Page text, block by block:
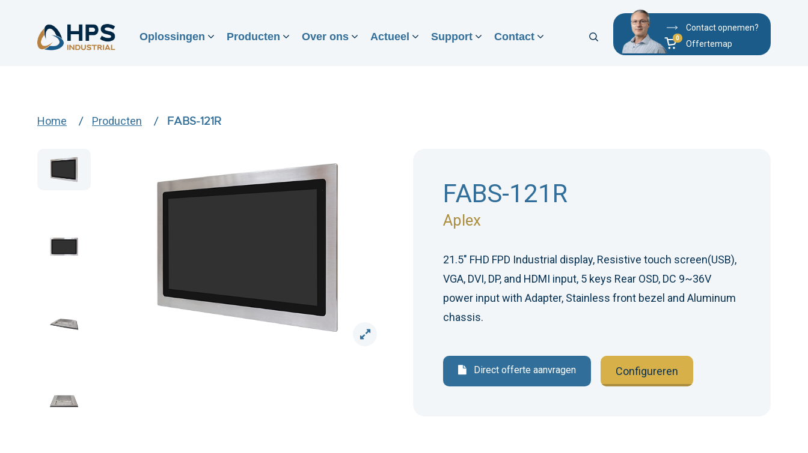
Oplossingen Producten Over ons Actueel Support Contact
Contact opnemen?
Offertemap
Home Producten FABS-121R
FABS-121R
Aplex
21.5" FHD FPD Industrial display, Resistive touch screen(USB),
VGA, DVI, DP, and HDMI input, 5 keys Rear OSD, DC 9~36V
power input with Adapter, Stainless front bezel and Aluminum
chassis.
Direct offerte aanvragen Configureren